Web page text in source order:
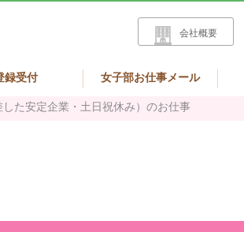
会社概要
録受付 女子部お仕事メール
た安定企業・土日祝休み）のお仕事